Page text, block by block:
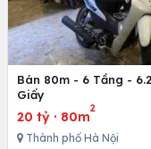
Bán 80m - 6 Tầng -
Giấy
20 tỷ · 80m
2
Thành phố Hà Nội